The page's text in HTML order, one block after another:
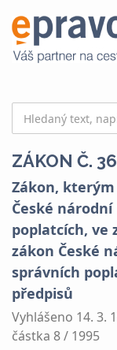
ZÁKON Č.
Zákon,
České národní
poplatcích, ve
zákon České
správních
předpisů
Vyhlášeno 14. 3.
částka 8 / 1995